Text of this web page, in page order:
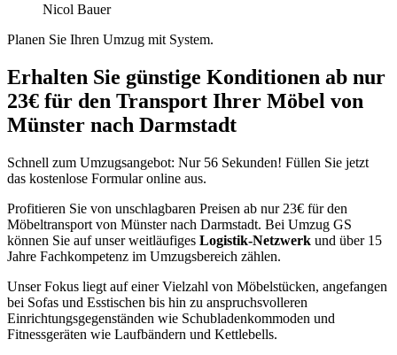
Nicol Bauer
Planen Sie Ihren Umzug mit System.
Erhalten Sie günstige Konditionen ab nur
23€ für den Transport Ihrer Möbel von
Münster nach Darmstadt
Schnell zum Umzugsangebot: Nur 56 Sekunden! Füllen Sie jetzt
das kostenlose Formular online aus.
Profitieren Sie von unschlagbaren Preisen ab nur 23€ für den
Möbeltransport von Münster nach Darmstadt. Bei Umzug GS
können Sie auf unser weitläufiges Logistik-Netzwerk und über 15
Jahre Fachkompetenz im Umzugsbereich zählen.
Unser Fokus liegt auf einer Vielzahl von Möbelstücken, angefangen
bei Sofas und Esstischen bis hin zu anspruchsvolleren
Einrichtungsgegenständen wie Schubladenkommoden und
Fitnessgeräten wie Laufbändern und Kettlebells.